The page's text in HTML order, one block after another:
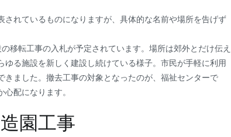
れているものになりますが、具体的な名前や場所を告げず
移転工事の入札が予定されています。場所は郊外とだけ伝え
る施設を新しく建設し続けている様子。市民が手軽に利用
ました。撤去工事の対象となったのが、福祉センターで
配になります。
園工事